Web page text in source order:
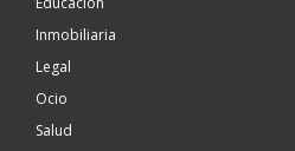
Inmobiliaria
Legal
Ocio
Salud